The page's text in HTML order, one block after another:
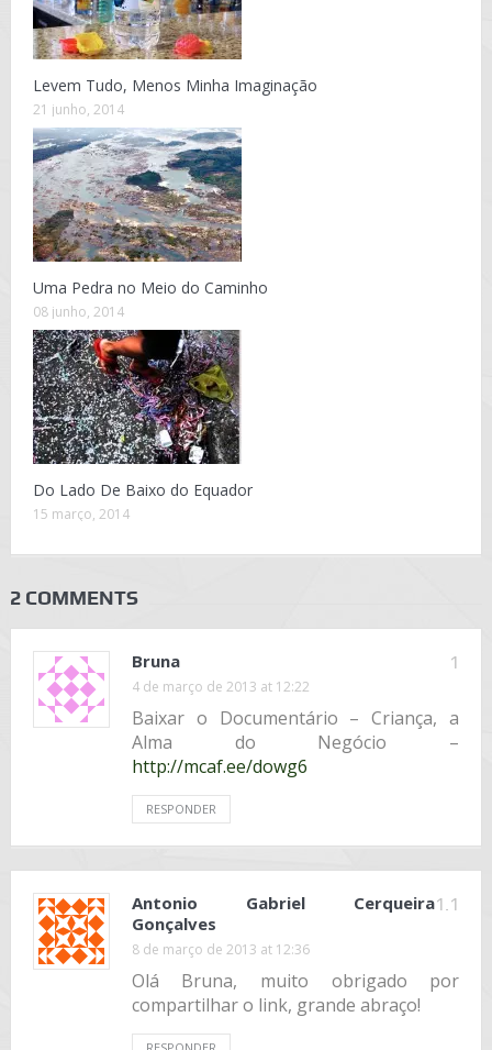
Levem Tudo, Menos Minha Imaginação
21 junho, 2014
Uma Pedra no Meio do Caminho
08 junho, 2014
Do Lado De Baixo do Equador
15 março, 2014
2 COMMENTS
1
Bruna
4 de março de 2013 at 12:22
Baixar o Documentário – Criança, a
Alma do Negócio –
http://mcaf.ee/dowg6
RESPONDER
1.1
Antonio Gabriel Cerqueira
Gonçalves
8 de março de 2013 at 12:36
Olá Bruna, muito obrigado por
compartilhar o link, grande abraço!